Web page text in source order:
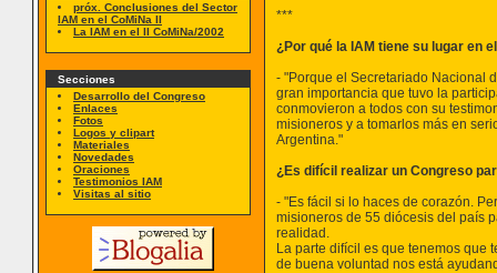
próx. Conclusiones del Sector
IAM en el CoMiNa II
La IAM en el II CoMiNa/2002
Secciones
Desarrollo del Congreso
Enlaces
Fotos
Logos y clipart
Materiales
Novedades
Oraciones
Testimonios IAM
Visitas al sitio
***
¿Por qué la IAM tiene su lugar en
- "Porque el Secretariado Nacional
gran importancia que tuvo la
conmovieron a todos con su
misioneros y a tomarlos más en
Argentina."
¿Es difícil realizar un Congreso
- "Es fácil si lo haces de corazón.
misioneros de 55 diócesis del país
realidad.
La parte difícil es que tenemos que
de buena voluntad nos está